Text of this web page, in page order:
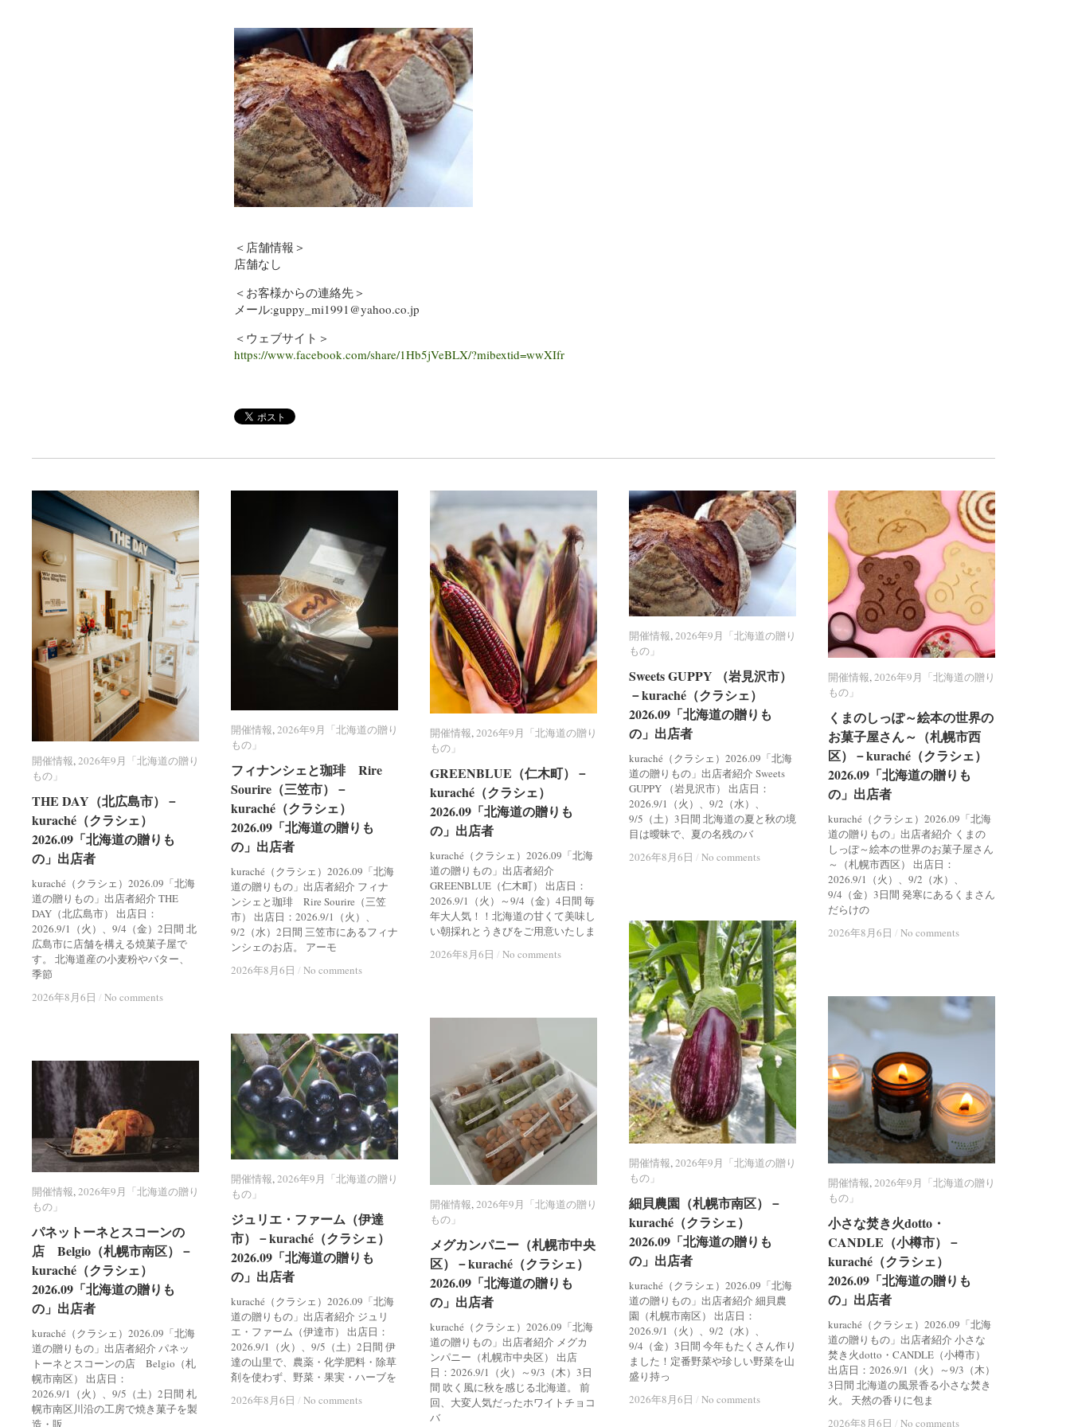
＜店舗情報＞
店舗なし
＜お客様からの連絡先＞
メール:guppy_mi1991@yahoo.co.jp
＜ウェブサイト＞
https://www.facebook.com/share/1Hb5jVeBLX/?mibextid=wwXIfr
開催情報,2026年9月「北海道の贈り
もの」
THE DAY（北広島市）－
kuraché（クラシェ）
2026.09「北海道の贈りも
の」出店者
kuraché（クラシェ）2026.09「北海
道の贈りもの」出店者紹介 THE
DAY（北広島市） 出店日：
2026.9/1（火）、9/4（金）2日間 北
広島市に店舗を構える焼菓子屋で
す。 北海道産の小麦粉やバター、
季節
2026年8月6日 / No comments
開催情報 2026年9月「北海道の贈り
もの」
THE DAY（北広島市）－
kuraché（クラシェ）
2026.09「北海道の贈りも
の」出店者
2026年8月6日 / No comments
開催情報,2026年9月「北海道の贈り
もの」
フィナンシェと珈琲 Rire
Sourire（三笠市）－
kuraché（クラシェ）
2026.09「北海道の贈りも
の」出店者
kuraché（クラシェ）2026.09「北海
道の贈りもの」出店者紹介 フィナ
ンシェと珈琲 Rire Sourire（三笠
市） 出店日：2026.9/1（火）、
9/2（水）2日間 三笠市にあるフィナ
ンシェのお店。 アーモ
2026年8月6日 / No comments
開催情報 2026年9月「北海道の贈り
もの」
フィナンシェと珈琲 Rire
Sourire（三笠市）－
kuraché（クラシェ）
2026.09「北海道の贈りも
の」出店者
2026年8月6日 / No comments
開催情報,2026年9月「北海道の贈り
もの」
GREENBLUE（仁木町）－
kuraché（クラシェ）
2026.09「北海道の贈りも
の」出店者
kuraché（クラシェ）2026.09「北海
道の贈りもの」出店者紹介
GREENBLUE（仁木町） 出店日：
2026.9/1（火）～9/4（金）4日間 毎
年大人気！！北海道の甘くて美味し
い朝採れとうきびをご用意いたしま
2026年8月6日 / No comments
開催情報 2026年9月「北海道の贈り
もの」
GREENBLUE（仁木町）－
kuraché（クラシェ）
2026.09「北海道の贈りも
の」出店者
2026年8月6日 / No comments
開催情報,2026年9月「北海道の贈り
もの」
Sweets GUPPY （岩見沢市）
－kuraché（クラシェ）
2026.09「北海道の贈りも
の」出店者
kuraché（クラシェ）2026.09「北海
道の贈りもの」出店者紹介 Sweets
GUPPY （岩見沢市） 出店日：
2026.9/1（火）、9/2（水）、
9/5（土）3日間 北海道の夏と秋の境
目は曖昧で、夏の名残のバ
2026年8月6日 / No comments
開催情報 2026年9月「北海道の贈り
もの」
Sweets GUPPY （岩見沢市）
－kuraché（クラシェ）
2026.09「北海道の贈りも
の」出店者
2026年8月6日 / No comments
開催情報,2026年9月「北海道の贈り
もの」
くまのしっぽ～絵本の世界の
お菓子屋さん～（札幌市西
区）－kuraché（クラシェ）
2026.09「北海道の贈りも
の」出店者
kuraché（クラシェ）2026.09「北海
道の贈りもの」出店者紹介 くまの
しっぽ～絵本の世界のお菓子屋さん
～（札幌市西区） 出店日：
2026.9/1（火）、9/2（水）、
9/4（金）3日間 発寒にあるくまさん
だらけの
2026年8月6日 / No comments
開催情報 2026年9月「北海道の贈り
もの」
くまのしっぽ～絵本の世界の
お菓子屋さん～（札幌市西
区）－kuraché（クラシェ）
2026.09「北海道の贈りも
の」出店者
2026年8月6日 / No comments
開催情報,2026年9月「北海道の贈り
もの」
細貝農園（札幌市南区）－
kuraché（クラシェ）
2026.09「北海道の贈りも
の」出店者
kuraché（クラシェ）2026.09「北海
道の贈りもの」出店者紹介 細貝農
園（札幌市南区） 出店日：
2026.9/1（火）、9/2（水）、
9/4（金）3日間 今年もたくさん作り
ました！定番野菜や珍しい野菜を山
盛り持っ
2026年8月6日 / No comments
開催情報 2026年9月「北海道の贈り
もの」
細貝農園（札幌市南区）－
kuraché（クラシェ）
2026.09「北海道の贈りも
の」出店者
2026年8月6日 / No comments
開催情報,2026年9月「北海道の贈り
もの」
小さな焚き火dotto・
CANDLE（小樽市）－
kuraché（クラシェ）
2026.09「北海道の贈りも
の」出店者
kuraché（クラシェ）2026.09「北海
道の贈りもの」出店者紹介 小さな
焚き火dotto・CANDLE（小樽市）
出店日：2026.9/1（火）～9/3（木）
3日間 北海道の風景香る小さな焚き
火。 天然の香りに包ま
2026年8月6日 / No comments
開催情報 2026年9月「北海道の贈り
もの」
小さな焚き火dotto・
CANDLE（小樽市）－
kuraché（クラシェ）
2026.09「北海道の贈りも
の」出店者
2026年8月6日 / No comments
開催情報,2026年9月「北海道の贈り
もの」
メグカンパニー（札幌市中央
区）－kuraché（クラシェ）
2026.09「北海道の贈りも
の」出店者
kuraché（クラシェ）2026.09「北海
道の贈りもの」出店者紹介 メグカ
ンパニー（札幌市中央区） 出店
日：2026.9/1（火）～9/3（木）3日
間 吹く風に秋を感じる北海道。 前
回、大変人気だったホワイトチョコ
バ
開催情報 2026年9月「北海道の贈り
もの」
メグカンパニー（札幌市中央
区）－kuraché（クラシェ）
2026.09「北海道の贈りも
の」出店者
開催情報,2026年9月「北海道の贈り
もの」
ジュリエ・ファーム（伊達
市）－kuraché（クラシェ）
2026.09「北海道の贈りも
の」出店者
kuraché（クラシェ）2026.09「北海
道の贈りもの」出店者紹介 ジュリ
エ・ファーム（伊達市） 出店日：
2026.9/1（火）、9/5（土）2日間 伊
達の山里で、農薬・化学肥料・除草
剤を使わず、野菜・果実・ハーブを
2026年8月6日 / No comments
開催情報 2026年9月「北海道の贈り
もの」
ジュリエ・ファーム（伊達
市）－kuraché（クラシェ）
2026.09「北海道の贈りも
の」出店者
2026年8月6日 / No comments
開催情報,2026年9月「北海道の贈り
もの」
パネットーネとスコーンの
店 Belgio（札幌市南区）－
kuraché（クラシェ）
2026.09「北海道の贈りも
の」出店者
kuraché（クラシェ）2026.09「北海
道の贈りもの」出店者紹介 パネッ
トーネとスコーンの店 Belgio（札
幌市南区） 出店日：
2026.9/1（火）、9/5（土）2日間 札
幌市南区川沿の工房で焼き菓子を製
造・販
開催情報 2026年9月「北海道の贈り
もの」
パネットーネとスコーンの
店 Belgio（札幌市南区）－
kuraché（クラシェ）
2026.09「北海道の贈りも
の」出店者